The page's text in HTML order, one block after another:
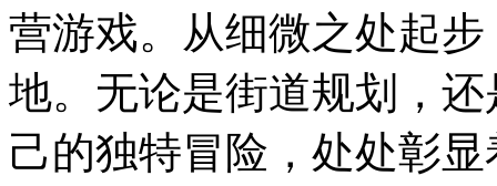
营游戏。从细微之处起
地。无论是街道规划，
己的独特冒险，处处彰